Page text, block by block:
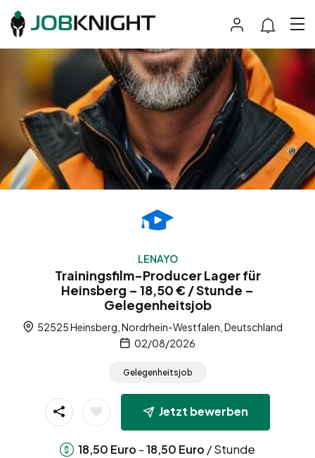
LENAYO
Trainingsfilm-Producer Lager für
Heinsberg – 18,50 € / Stunde –
Gelegenheitsjob
52525 Heinsberg, Nordrhein-Westfalen, Deutschland
02/08/2026
Gelegenheitsjob
Jetzt bewerben
18,50 Euro -18,50 Euro / Stunde